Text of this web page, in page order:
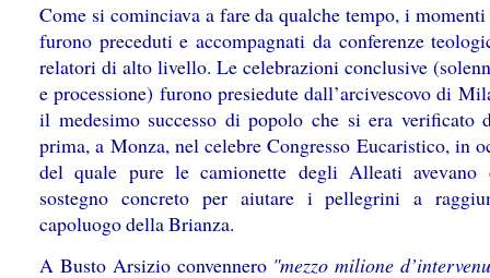
Come si cominciava a fare da qualche tempo, i
furono preceduti e accompagnati da conferenze
relatori di alto livello. Le celebrazioni conclusive
e processione) furono presiedute dall’arcivescovo di
il medesimo successo di popolo che si era verificato
prima, a Monza, nel celebre Congresso Eucaristico, in
del quale pure le camionette degli Alleati avevano
sostegno concreto per aiutare i pellegrini a
capoluogo della Brianza.
A Busto Arsizio convennero "mezzo milione